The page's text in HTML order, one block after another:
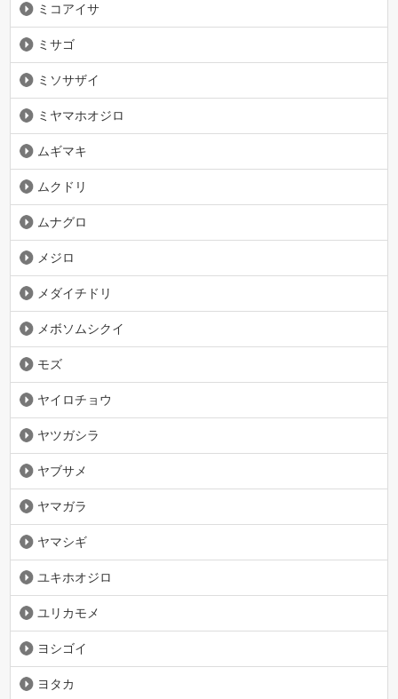
ミコアイサ
ミサゴ
ミソサザイ
ミヤマホオジロ
ムギマキ
ムクドリ
ムナグロ
メジロ
メダイチドリ
メボソムシクイ
モズ
ヤイロチョウ
ヤツガシラ
ヤブサメ
ヤマガラ
ヤマシギ
ユキホオジロ
ユリカモメ
ヨシゴイ
ヨタカ